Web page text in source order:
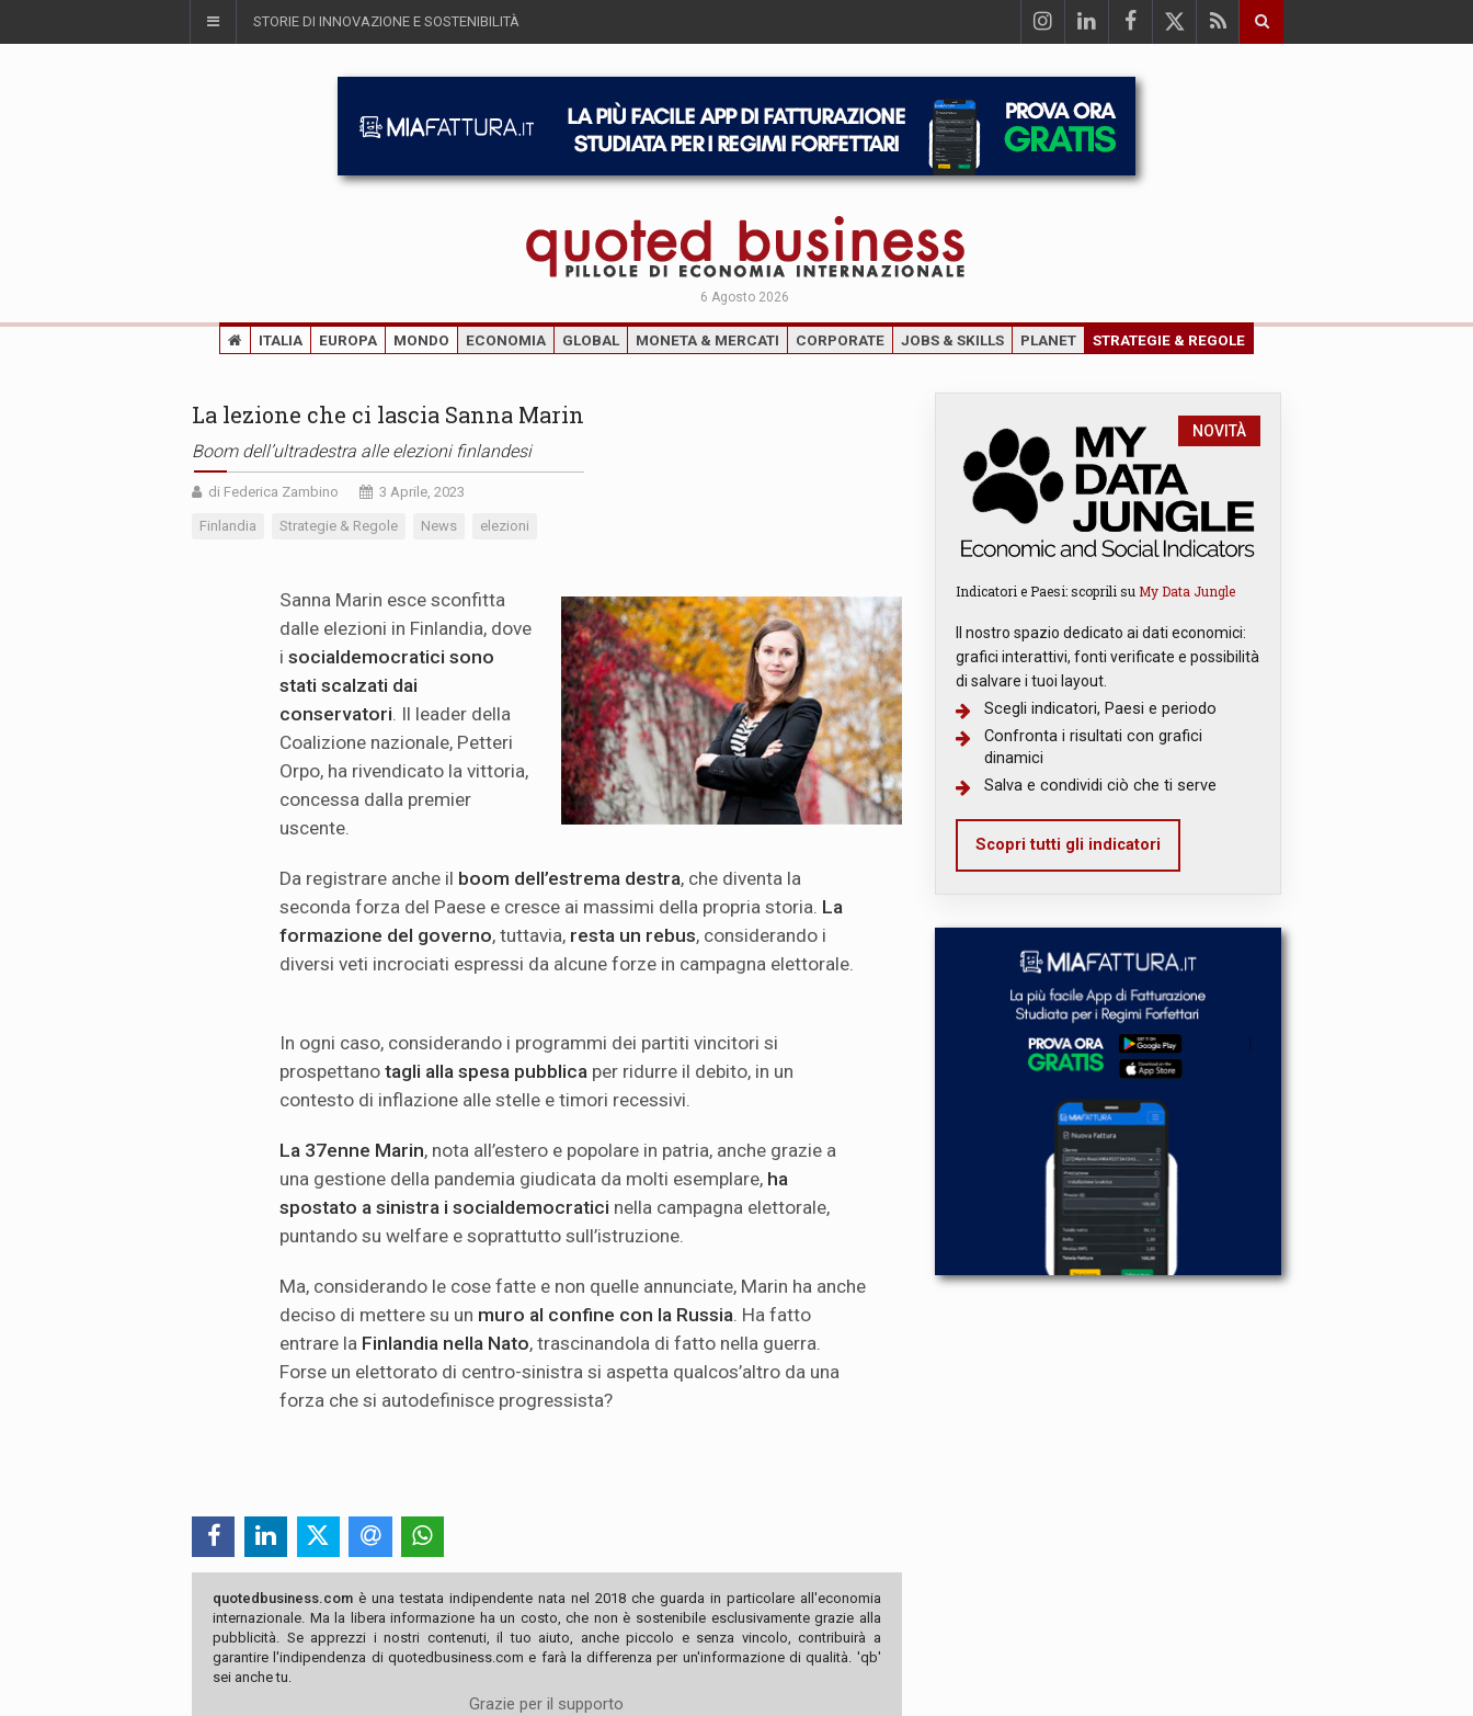
STORIE DI INNOVAZIONE E SOSTENIBILITÀ
6 Agosto 2026
ITALIA EUROPA MONDO ECONOMIA GLOBAL MONETA & MERCATI CORPORATE JOBS & SKILLS PLANET STRATEGIE & REGOLE
La lezione che ci lascia Sanna Marin
Boom dell’ultradestra alle elezioni finlandesi
di Federica Zambino 3 Aprile, 2023
Finlandia Strategie & Regole News elezioni
Sanna Marin esce sconfitta
dalle elezioni in Finlandia, dove
i socialdemocratici sono
stati scalzati dai
conservatori. Il leader della
Coalizione nazionale, Petteri
Orpo, ha rivendicato la vittoria,
concessa dalla premier
uscente.
Da registrare anche il boom dell’estrema destra, che diventa la
seconda forza del Paese e cresce ai massimi della propria storia. La
formazione del governo, tuttavia, resta un rebus, considerando i
diversi veti incrociati espressi da alcune forze in campagna elettorale.
In ogni caso, considerando i programmi dei partiti vincitori si
prospettano tagli alla spesa pubblica per ridurre il debito, in un
contesto di inflazione alle stelle e timori recessivi.
La 37enne Marin, nota all’estero e popolare in patria, anche grazie a
una gestione della pandemia giudicata da molti esemplare, ha
spostato a sinistra i socialdemocratici nella campagna elettorale,
puntando su welfare e soprattutto sull’istruzione.
Ma, considerando le cose fatte e non quelle annunciate, Marin ha anche
deciso di mettere su un muro al confine con la Russia. Ha fatto
entrare la Finlandia nella Nato, trascinandola di fatto nella guerra.
Forse un elettorato di centro-sinistra si aspetta qualcos’altro da una
forza che si autodefinisce progressista?
quotedbusiness.com è una testata indipendente nata nel 2018 che guarda in particolare all'economia
internazionale. Ma la libera informazione ha un costo, che non è sostenibile esclusivamente grazie alla
pubblicità. Se apprezzi i nostri contenuti, il tuo aiuto, anche piccolo e senza vincolo, contribuirà a
garantire l'indipendenza di quotedbusiness.com e farà la differenza per un'informazione di qualità. 'qb'
sei anche tu.
Grazie per il supporto
NOVITÀ
Indicatori e Paesi: scoprili su My Data Jungle
Il nostro spazio dedicato ai dati economici:
grafici interattivi, fonti verificate e possibilità
di salvare i tuoi layout.
Scegli indicatori, Paesi e periodo
Confronta i risultati con grafici
dinamici
Salva e condividi ciò che ti serve
Scopri tutti gli indicatori